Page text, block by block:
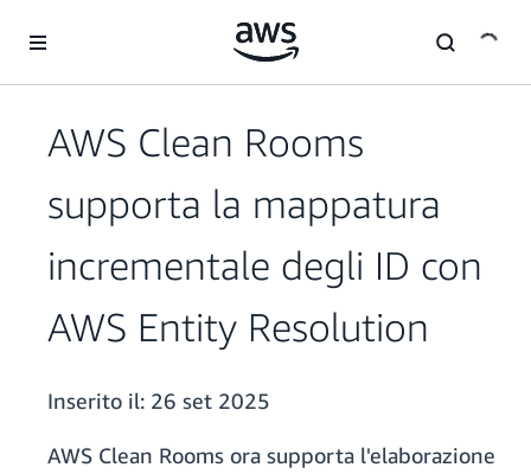
AWS Clean Rooms
supporta la mappatura
incrementale degli ID con
AWS Entity Resolution
Inserito il: 26 set 2025
AWS Clean Rooms ora supporta l'elaborazione